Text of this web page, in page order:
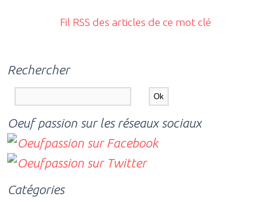
Fil RSS des articles de ce mot clé
Rechercher
Oeuf passion sur les réseaux sociaux
Catégories